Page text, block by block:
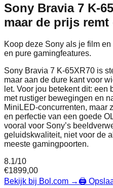
Sony Bravia 7
maar de prijs
Koop deze Sony als je film
en pure gamingfeatures.
Sony Bravia 7 K-65XR70 is
maar aan de dure kant voor
let. Voor jou betekent dit:
met rustiger bewegingen en
MiniLED-concurrenten, maar
en perfectie van een goede
vooral voor Sony’s
geluidskwaliteit, niet voor de
meeste gamingpoorten.
8.1/10
€1899,00
Bekijk bij Bol.com →🖨️